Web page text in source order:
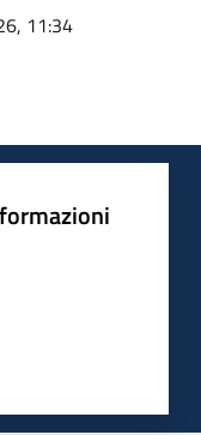
11:34